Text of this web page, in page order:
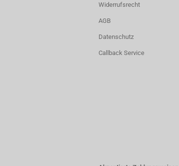
Widerrufsrecht
AGB
Datenschutz
Callback Service